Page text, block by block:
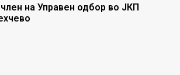
на Управен одбор во ЈКП